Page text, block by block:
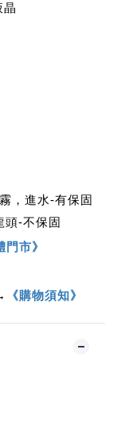
晶
，進水-有保固
-不保固
門市》
《購物須知》